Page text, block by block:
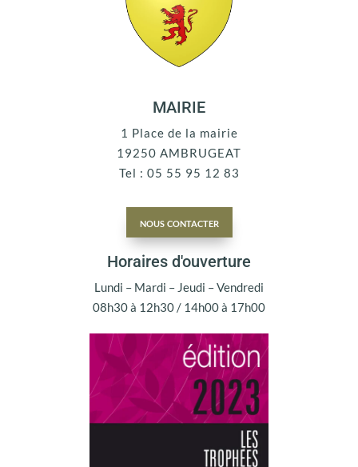
MAIRIE
1 Place de la mairie
19250 AMBRUGEAT
Tel : 05 55 95 12 83
nous contacter
Horaires d'ouverture
Lundi – Mardi – Jeudi – Vendredi
08h30 à 12h30 / 14h00 à 17h00